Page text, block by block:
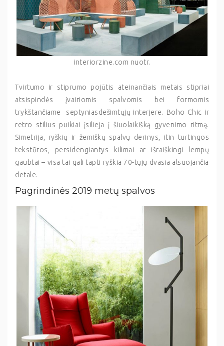
interiorzine.com nuotr.
Tvirtumo ir stiprumo pojūtis ateinančiais metais stipriai
atsispindės įvairiomis spalvomis bei formomis
trykštančiame septyniasdešimtųjų interjere. Boho Chic ir
retro stilius puikiai įsilieja į šiuolaikišką gyvenimo ritmą.
Simetrija, ryškių ir žemiškų spalvų derinys, itin turtingos
tekstūros, persidengiantys kilimai ar išraiškingi lempų
gaubtai – visa tai gali tapti ryškia 70-tųjų dvasia alsuojančia
detale.
Pagrindinės 2019 metų spalvos